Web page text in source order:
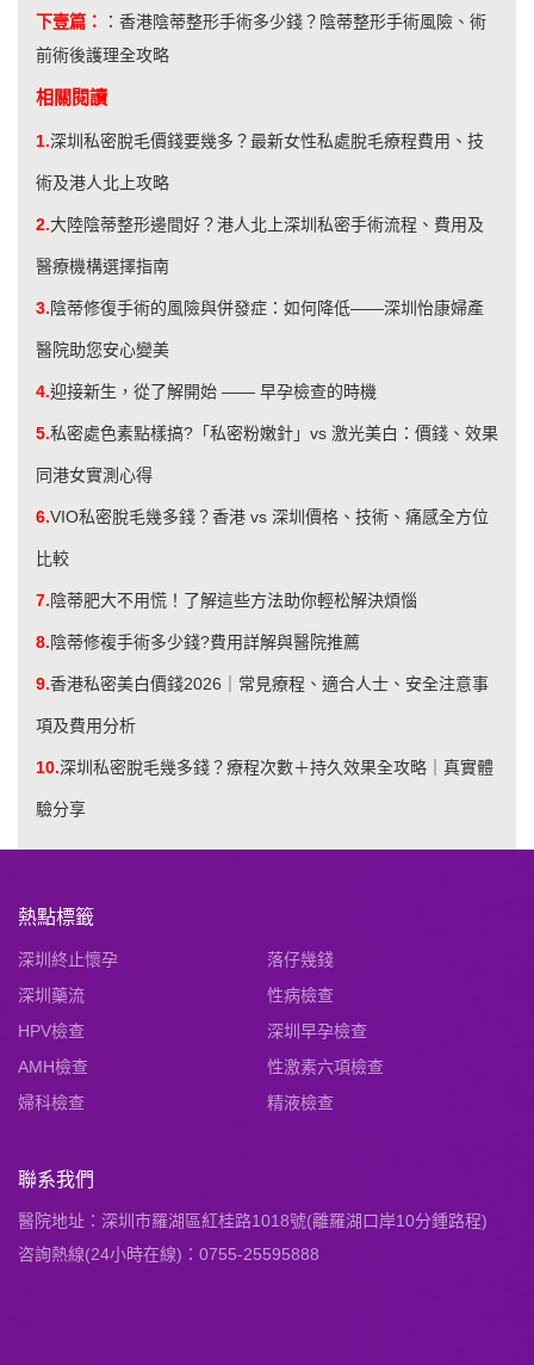
下壹篇：
： 香港陰蒂整形手術多少錢？陰蒂整形手術風險、術
前術後護理全攻略
相關閱讀
1.深圳私密脫毛價錢要幾多？最新女性私處脫毛療程費用、技
術及港人北上攻略
2.大陸陰蒂整形邊間好？港人北上深圳私密手術流程、費用及
醫療機構選擇指南
3.陰蒂修復手術的風險與併發症：如何降低——深圳怡康婦產
醫院助您安心變美
4.迎接新生，從了解開始 —— 早孕檢查的時機
5.私密處色素點樣搞?「私密粉嫩針」vs 激光美白：價錢、效果
同港女實測心得
6.VIO私密脫毛幾多錢？香港 vs 深圳價格、技術、痛感全方位
比較
7.陰蒂肥大不用慌！了解這些方法助你輕松解決煩惱
8.陰蒂修複手術多少錢?費用詳解與醫院推薦
9.香港私密美白價錢2026｜常見療程、適合人士、安全注意事
項及費用分析
10.深圳私密脫毛幾多錢？療程次數＋持久效果全攻略｜真實體
驗分享
熱點標籤
深圳終止懷孕
落仔幾錢
深圳藥流
性病檢查
HPV檢查
深圳早孕檢查
AMH檢查
性激素六項檢查
婦科檢查
精液檢查
聯系我們
醫院地址：深圳市羅湖區紅桂路1018號(離羅湖口岸10分鍾路程)
咨詢熱線(24小時在線)：0755-25595888